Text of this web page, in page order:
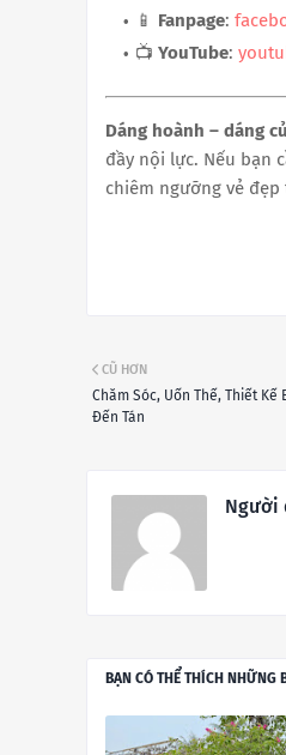
📱 Fanpage:
📺 YouTube:
Dáng hoành – dáng
đầy nội lực. Nếu bạn
chiêm ngưỡng vẻ
CŨ HƠN
Chăm Sóc, Uốn Thế, Thiết Kế
Đến Tán
Người
BẠN CÓ THỂ THÍCH NHỮNG